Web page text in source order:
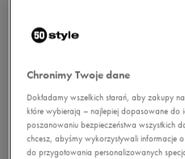
O'NEILL CZAPKA
AC BLITZ BE
Chronimy Twoje dane
Dokładamy wszelkich starań, aby zakupy
które wybierają – najlepiej dopasowane do
poszanowaniu bezpieczeństwa wszystkich
chcesz, abyśmy wykorzystywali informacje
do przygotowania personalizowanych